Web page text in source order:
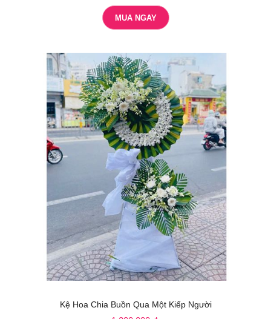
MUA NGAY
Kệ Hoa Chia Buồn Qua Một Kiếp Người